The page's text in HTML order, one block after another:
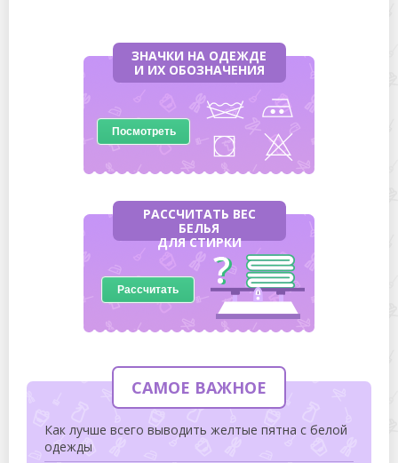
ЗНАЧКИ НА ОДЕЖДЕ
И ИХ ОБОЗНАЧЕНИЯ
Посмотреть
РАССЧИТАТЬ ВЕС
БЕЛЬЯ
ДЛЯ СТИРКИ
Рассчитать
САМОЕ ВАЖНОЕ
Как лучше всего выводить желтые пятна с белой
одежды